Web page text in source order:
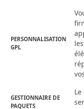
PERSONNALISATION
GPL
GESTIONNAIRE DE
PAQUETS